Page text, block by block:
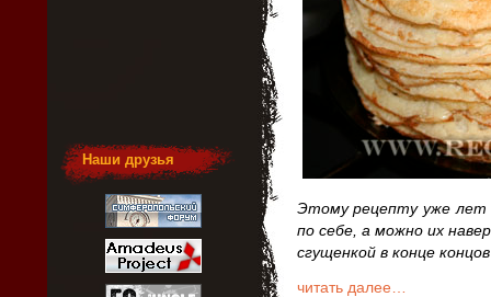
Этому рецепту уже лет
по себе, а можно их
сгущенкой в конце
читать далее…
Наши друзья